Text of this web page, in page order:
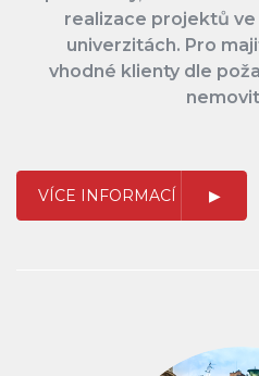
realizace projektů
univerzitách. Pro
vhodné klienty dle
VÍCE INFORMACÍ